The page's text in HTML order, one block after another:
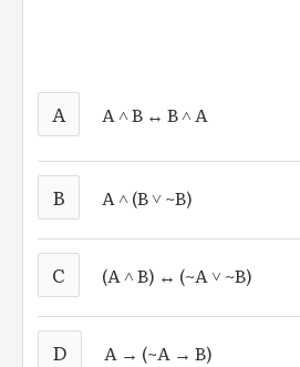
A A ˄ B ↔ B ˄ A
B A ˄ (B ˅ ~B)
C (A ˄ B) ↔ (~A ˅ ~B)
D A → (~A → B)